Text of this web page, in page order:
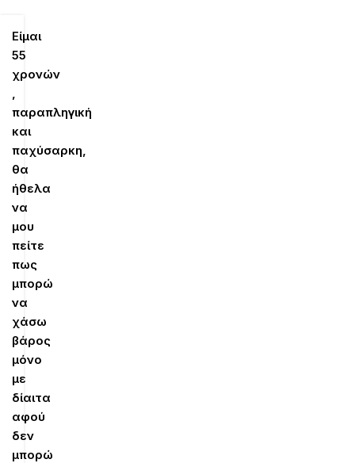
Είμαι
55
χρονών
,
παραπληγική
και
παχύσαρκη,
θα
ήθελα
να
μου
πείτε
πως
μπορώ
να
χάσω
βάρος
μόνο
με
δίαιτα
αφού
δεν
μπορώ